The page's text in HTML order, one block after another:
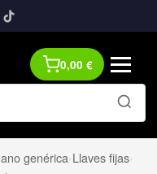
0,00 €
genérica›Llaves fijas›